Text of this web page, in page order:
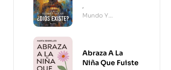
,
Mundo Y
Abraza A La
Niña Que Fuiste